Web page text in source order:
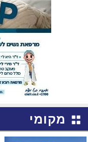
מקומי